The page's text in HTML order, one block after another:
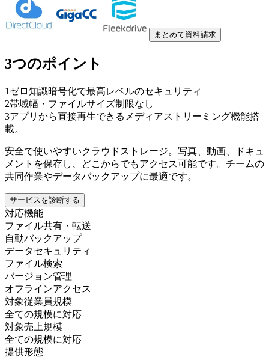
まとめて資料請求
3つのポイント
1 ゼロ知識暗号化で最高レベルのセキュリティ
2帯域幅・ファイルサイズ制限なし
3アプリから直接再生できるメディアストリーミング機能搭
載。
安全で使いやすいクラウドストレージ。写真、動画、ドキュ
メントを保存し、どこからでもアクセス可能です。チームの
共同作業やデータバックアップに最適です。
サービスを診断する
対応機能
ファイル共有・転送
自動バックアップ
データセキュリティ
ファイル検索
バージョン管理
オフラインアクセス
対象従業員規模
全ての規模に対応
対象売上規模
全ての規模に対応
提供形態